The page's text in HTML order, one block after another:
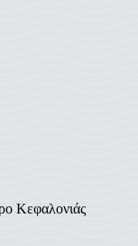
Κεφαλονιάς